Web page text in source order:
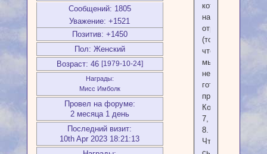
Сообщений: 1805
Уважение: +1521
Позитив: +1450
Пол: Женский
Возраст: 46 [1979-10-24]
Награды:
Мисс Имболк
Провел на форуме:
2 месяца 1 день
Последний визит:
10th Apr 2023 18:21:13
которые
нами
отрицаются
(то,
что
мы
не
готовы
признать)
Колесница
7,
8.
Что